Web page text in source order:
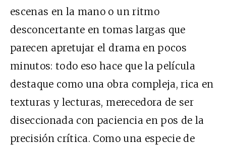
escenas en la mano o un ritmo
desconcertante en tomas largas que
parecen apretujar el drama en pocos
minutos: todo eso hace que la película
destaque como una obra compleja, rica en
texturas y lecturas, merecedora de ser
diseccionada con paciencia en pos de la
precisión crítica. Como una especie de